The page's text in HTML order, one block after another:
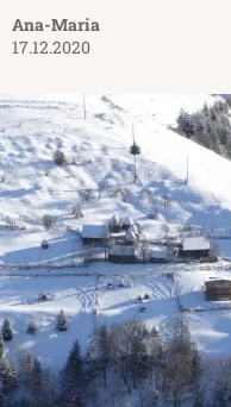
Ana-Maria
17.12.2020